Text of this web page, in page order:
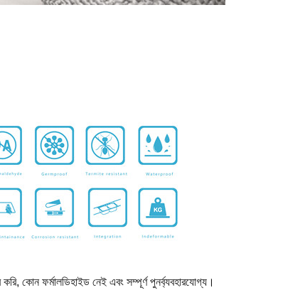
কোন ফর্মালডিহাইড নেই এবং সম্পূর্ণ পুনর্ব্যবহারযোগ্য।